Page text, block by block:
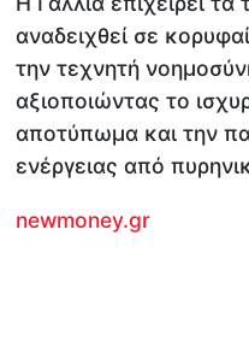
αναδειχθεί σε
την τεχνητή
αξιοποιώντας το
αποτύπωμα και την
ενέργειας από
newmoney.gr